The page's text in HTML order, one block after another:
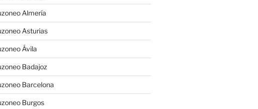
Almería
Asturias
Ávila
Badajoz
Barcelona
Burgos